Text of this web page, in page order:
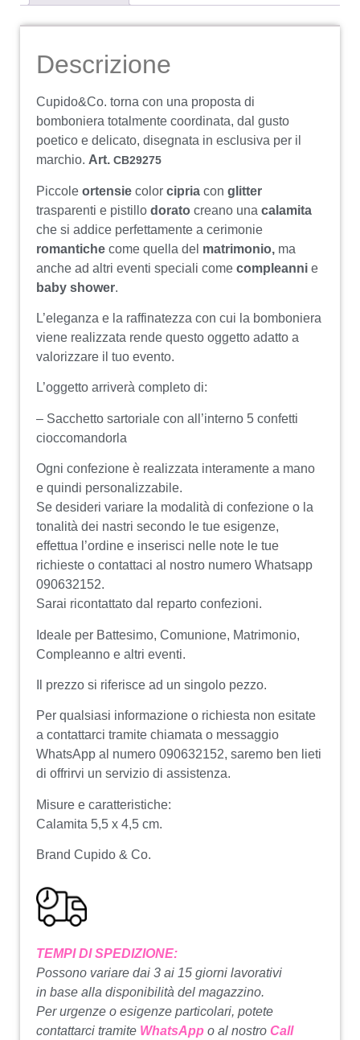
Descrizione
Cupido&Co. torna con una proposta di
bomboniera totalmente coordinata, dal gusto
poetico e delicato, disegnata in esclusiva per il
marchio. Art. CB29275
Piccole ortensie color cipria con glitter
trasparenti e pistillo dorato creano una calamita
che si addice perfettamente a cerimonie
romantiche come quella del matrimonio, ma
anche ad altri eventi speciali come compleanni e
baby shower.
L’eleganza e la raffinatezza con cui la bomboniera
viene realizzata rende questo oggetto adatto a
valorizzare il tuo evento.
L’oggetto arriverà completo di:
– Sacchetto sartoriale con all’interno 5 confetti
cioccomandorla
Ogni confezione è realizzata interamente a mano
e quindi personalizzabile.
Se desideri variare la modalità di confezione o la
tonalità dei nastri secondo le tue esigenze,
effettua l’ordine e inserisci nelle note le tue
richieste o contattaci al nostro numero Whatsapp
090632152.
Sarai ricontattato dal reparto confezioni.
Ideale per Battesimo, Comunione, Matrimonio,
Compleanno e altri eventi.
Il prezzo si riferisce ad un singolo pezzo.
Per qualsiasi informazione o richiesta non esitate
a contattarci tramite chiamata o messaggio
WhatsApp al numero 090632152, saremo ben lieti
di offrirvi un servizio di assistenza.
Misure e caratteristiche:
Calamita 5,5 x 4,5 cm.
Brand Cupido & Co.
TEMPI DI SPEDIZIONE:
Possono variare dai 3 ai 15 giorni lavorativi
in base alla disponibilità del magazzino.
Per urgenze o esigenze particolari, potete
contattarci tramite WhatsApp o al nostro Call